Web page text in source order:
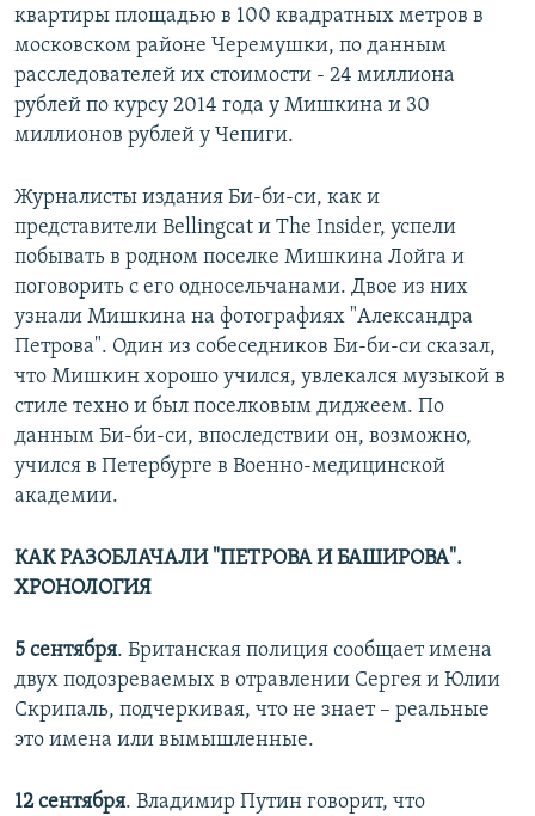
квартиры площадью в 100 квадратных метров в
московском районе Черемушки, по данным
расследователей их стоимости - 24 миллиона
рублей по курсу 2014 года у Мишкина и 30
миллионов рублей у Чепиги.
Журналисты издания Би-би-си, как и
представители Bellingcat и The Insider, успели
побывать в родном поселке Мишкина Лойга и
поговорить с его односельчанами. Двое из них
узнали Мишкина на фотографиях "Александра
Петрова". Один из собеседников Би-би-си сказал,
что Мишкин хорошо учился, увлекался музыкой в
стиле техно и был поселковым диджеем. По
данным Би-би-си, впоследствии он, возможно,
учился в Петербурге в Военно-медицинской
академии.
КАК РАЗОБЛАЧАЛИ "ПЕТРОВА И БАШИРОВА".
ХРОНОЛОГИЯ
5 сентября. Британская полиция сообщает имена
двух подозреваемых в отравлении Сергея и Юлии
Скрипаль, подчеркивая, что не знает – реальные
это имена или вымышленные.
12 сентября. Владимир Путин говорит, что